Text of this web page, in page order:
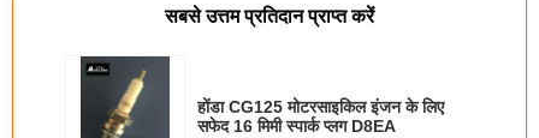
सबसे उत्तम प्रतिदान प्राप्त करें
होंडा CG125 मोटरसाइकिल इंजन के लिए
सफेद 16 मिमी स्पार्क प्लग D8EA